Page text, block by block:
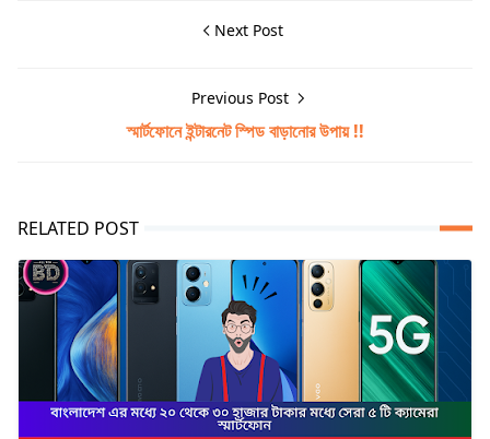
Next Post
Previous Post
স্মার্টফোনে ইন্টারনেট স্পিড বাড়ানোর উপায় !!
RELATED POST